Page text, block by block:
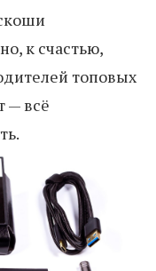
к счастью,
топовых
— всё